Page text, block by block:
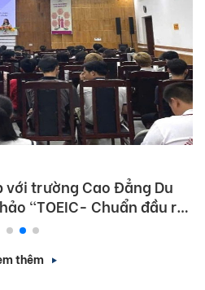
Future Forward with
giải pháp triển khai bài
nhà trường và doanh
thêm